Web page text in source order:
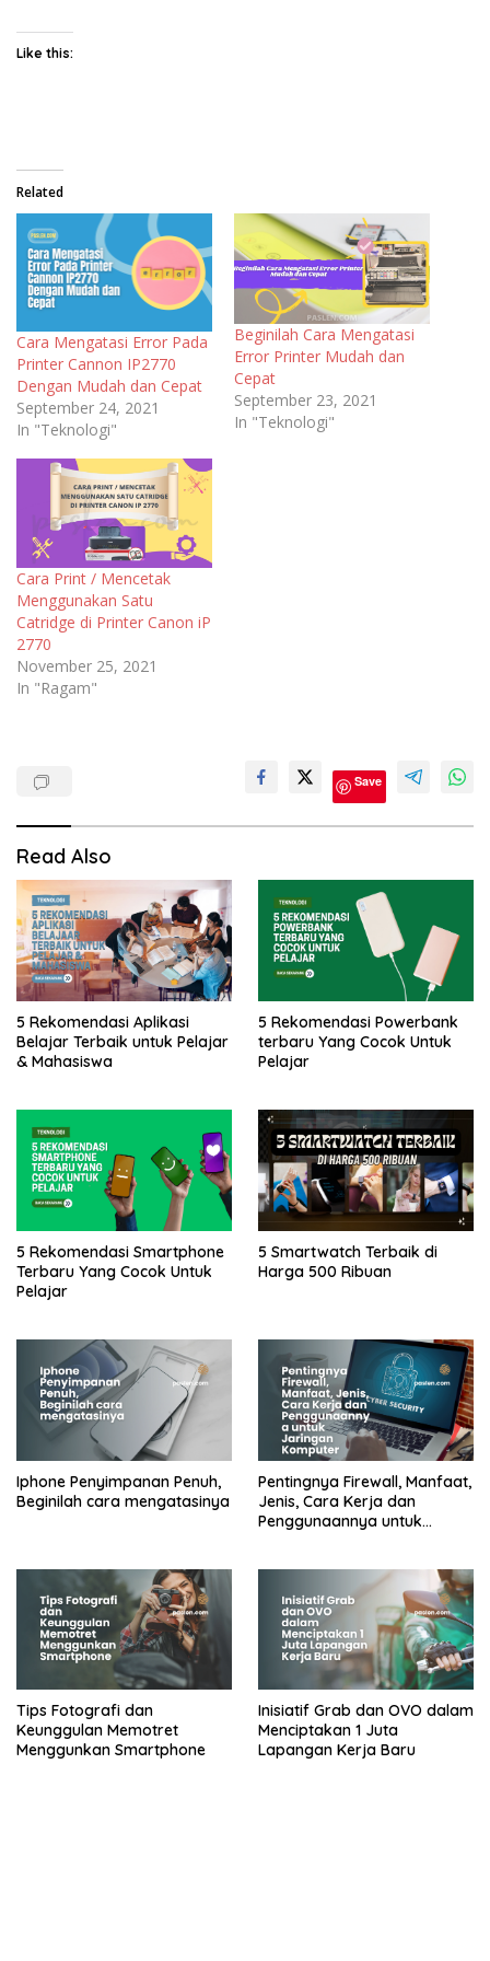
Like this:
Related
Cara Mengatasi Error Pada
Printer Cannon IP2770
Dengan Mudah dan Cepat
September 24, 2021
In "Teknologi"
Beginilah Cara Mengatasi
Error Printer Mudah dan
Cepat
September 23, 2021
In "Teknologi"
Cara Print / Mencetak
Menggunakan Satu
Catridge di Printer Canon iP
2770
November 25, 2021
In "Ragam"
Save
Read Also
5 Rekomendasi Aplikasi
Belajar Terbaik untuk Pelajar
& Mahasiswa
5 Rekomendasi Powerbank
terbaru Yang Cocok Untuk
Pelajar
5 Rekomendasi Smartphone
Terbaru Yang Cocok Untuk
Pelajar
5 Smartwatch Terbaik di
Harga 500 Ribuan
Iphone Penyimpanan Penuh,
Beginilah cara mengatasinya
Pentingnya Firewall, Manfaat,
Jenis, Cara Kerja dan
Penggunaannya untuk
Tips Fotografi dan
Keunggulan Memotret
Menggunkan Smartphone
Inisiatif Grab dan OVO dalam
Menciptakan 1 Juta
Lapangan Kerja Baru